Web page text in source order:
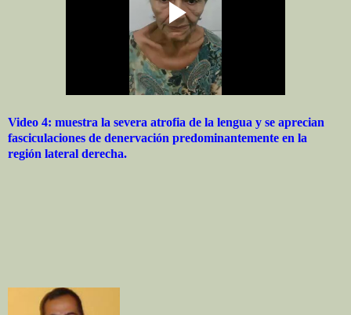
Video 4: muestra la severa atrofia de la lengua y se aprecian
fasciculaciones de denervación predominantemente en la
región lateral derecha.